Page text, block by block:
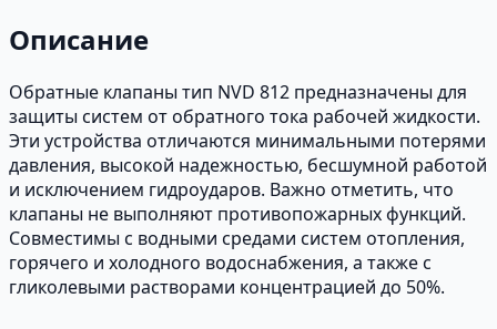
Описание
Обратные клапаны тип NVD 812 предназначены для
защиты систем от обратного тока рабочей жидкости.
Эти устройства отличаются минимальными потерями
давления, высокой надежностью, бесшумной работой
и исключением гидроударов. Важно отметить, что
клапаны не выполняют противопожарных функций.
Совместимы с водными средами систем отопления,
горячего и холодного водоснабжения, а также с
гликолевыми растворами концентрацией до 50%.